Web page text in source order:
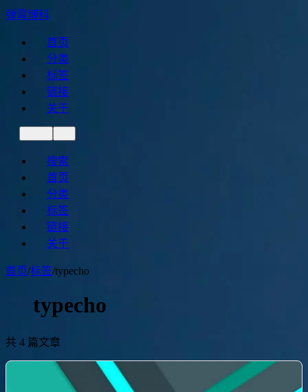
弹霄博科
首页
分类
标签
链接
关于
搜索
首页
分类
标签
链接
关于
首页/标签/typecho
typecho
共 4 篇文章